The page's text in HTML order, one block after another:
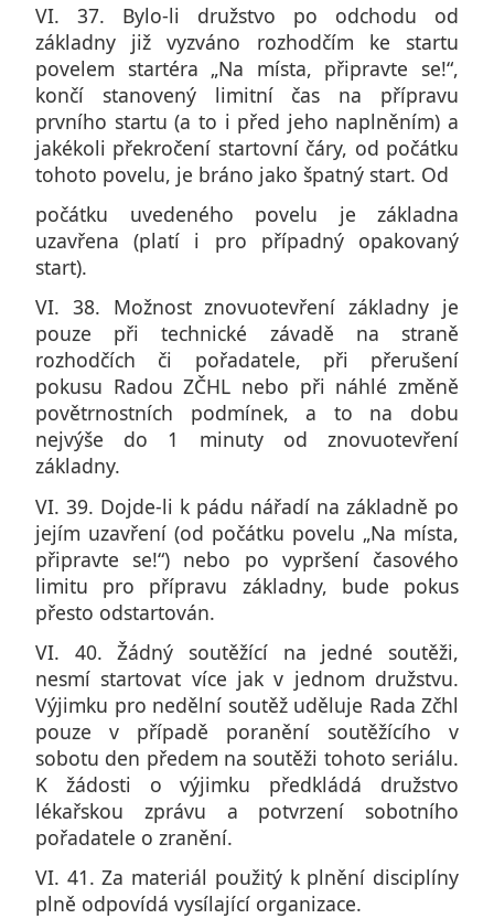
VI. 37. Bylo-li družstvo po odchodu od
základny již vyzváno rozhodčím ke startu
povelem startéra „Na místa, připravte se!“,
končí stanovený limitní čas na přípravu
prvního startu (a to i před jeho naplněním) a
jakékoli překročení startovní čáry, od počátku
tohoto povelu, je bráno jako špatný start. Od
počátku uvedeného povelu je základna
uzavřena (platí i pro případný opakovaný
start).
VI. 38. Možnost znovuotevření základny je
pouze při technické závadě na straně
rozhodčích či pořadatele, při přerušení
pokusu Radou ZČHL nebo při náhlé změně
povětrnostních podmínek, a to na dobu
nejvýše do 1 minuty od znovuotevření
základny.
VI. 39. Dojde-li k pádu nářadí na základně po
jejím uzavření (od počátku povelu „Na místa,
připravte se!“) nebo po vypršení časového
limitu pro přípravu základny, bude pokus
přesto odstartován.
VI. 40. Žádný soutěžící na jedné soutěži,
nesmí startovat více jak v jednom družstvu.
Výjimku pro nedělní soutěž uděluje Rada Zčhl
pouze v případě poranění soutěžícího v
sobotu den předem na soutěži tohoto seriálu.
K žádosti o výjimku předkládá družstvo
lékařskou zprávu a potvrzení sobotního
pořadatele o zranění.
VI. 41. Za materiál použitý k plnění disciplíny
plně odpovídá vysílající organizace.